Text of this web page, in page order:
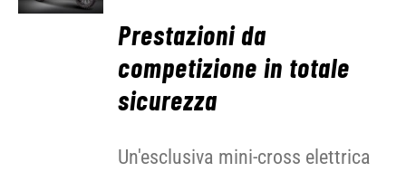
Prestazioni da
competizione in totale
sicurezza
Un'esclusiva mini-cross elettrica